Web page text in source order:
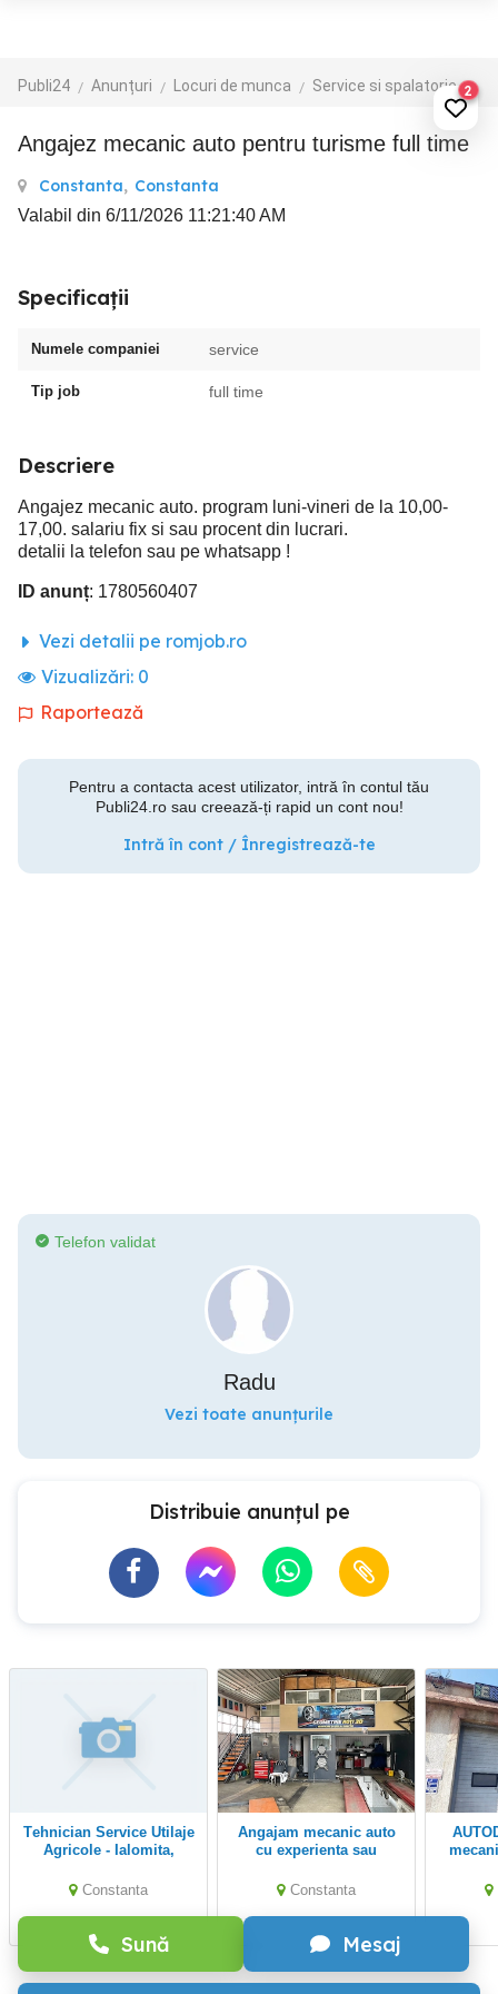
Publi24 Anunțuri Locuri de munca Service si spalatorie auto2
angajez mecanic auto pentru turisme full time
Constanta, Constanta
Valabil din 6/11/2026 11:21:40 AM
Specificații
Numele companiei service
Tip job full time
Descriere
Angajez mecanic auto. program luni-vineri de la 10,00-
17,00. salariu fix si sau procent din lucrari.
detalii la telefon sau pe whatsapp !
ID anunț: 1780560407
Vezi detalii pe romjob.ro
Vizualizări: 0
Raportează
Pentru a contacta acest utilizator, intră în contul tău
Publi24.ro sau creează-ți rapid un cont nou!
Intră în cont / Înregistrează-te
Sună Mesaj
Telefon validat
Radu
Vezi toate anunțurile
Distribuie anunțul pe
Tehnician Service Utilaje
Agricole - Ialomita,
Constanta
Constanta
Angajam mecanic auto
cu experienta sau
Constanta
AUTODEX angajează